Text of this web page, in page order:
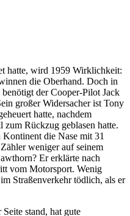
hatte, wird 1959 Wirklichkeit:
die Oberhand. Doch in
der Cooper-Pilot Jack
großer Widersacher ist Tony
hatte, nachdem
Rückzug geblasen hatte.
die Nase mit 31
weniger auf seinem
Er erklärte nach
vom Motorsport. Wenig
Straßenverkehr tödlich, als er
stand, hat gute